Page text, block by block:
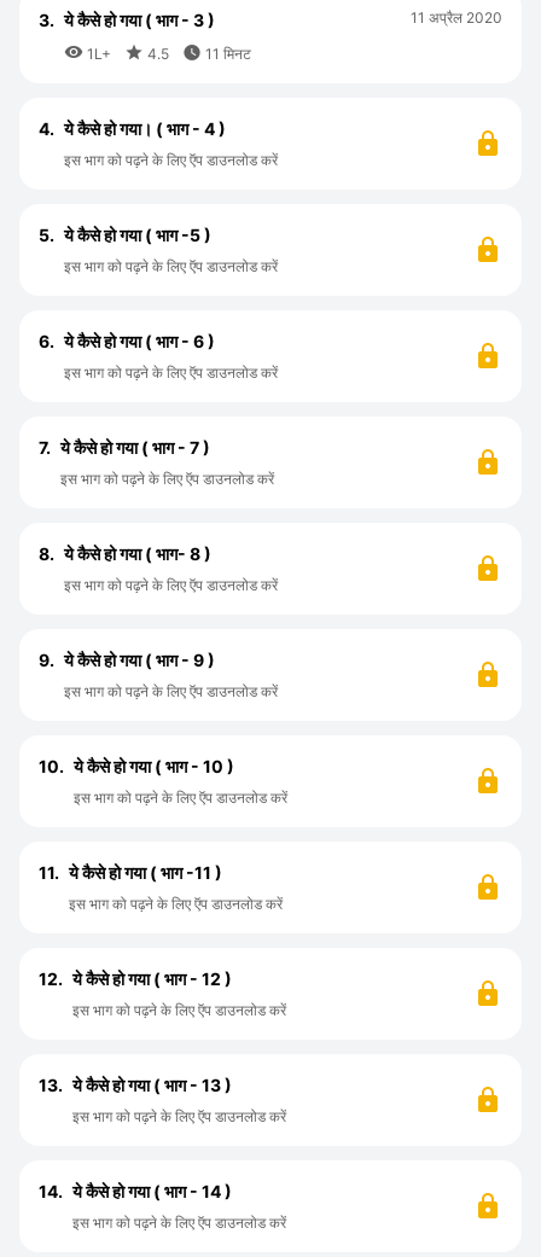
3. ये कैसे हो गया ( भाग - 3 )
 1L+  4.5  11 मिनट
11 अप्रैल 2020
4. ये कैसे हो गया। ( भाग - 4 )
इस भाग को पढ़ने के लिए ऍप डाउनलोड करें
5. ये कैसे हो गया ( भाग -5 )
इस भाग को पढ़ने के लिए ऍप डाउनलोड करें
6. ये कैसे हो गया ( भाग - 6 )
इस भाग को पढ़ने के लिए ऍप डाउनलोड करें
7. ये कैसे हो गया ( भाग - 7 )
इस भाग को पढ़ने के लिए ऍप डाउनलोड करें
8. ये कैसे हो गया ( भाग- 8 )
इस भाग को पढ़ने के लिए ऍप डाउनलोड करें
9. ये कैसे हो गया ( भाग - 9 )
इस भाग को पढ़ने के लिए ऍप डाउनलोड करें
10. ये कैसे हो गया ( भाग - 10 )
इस भाग को पढ़ने के लिए ऍप डाउनलोड करें
11. ये कैसे हो गया ( भाग -11 )
इस भाग को पढ़ने के लिए ऍप डाउनलोड करें
12. ये कैसे हो गया ( भाग - 12 )
इस भाग को पढ़ने के लिए ऍप डाउनलोड करें
13. ये कैसे हो गया ( भाग - 13 )
इस भाग को पढ़ने के लिए ऍप डाउनलोड करें
14. ये कैसे हो गया ( भाग - 14 )
इस भाग को पढ़ने के लिए ऍप डाउनलोड करें